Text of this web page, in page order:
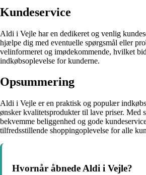
Kundeservice
Aldi i Vejle har en dedikeret og venlig
hjælpe dig med eventuelle spørgsmål eller
velinformeret og imødekommende, hvilket
indkøbsoplevelse for kunderne.
Opsummering
Aldi i Vejle er en praktisk og populær
ønsker kvalitetsprodukter til lave priser. Med
bekvemme beliggenhed og gode
tilfredsstillende shoppingoplevelse for alle
Hvornår åbnede Aldi i Vejle?